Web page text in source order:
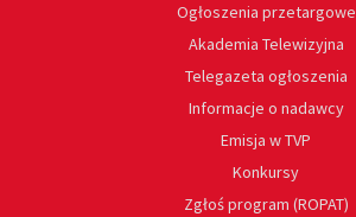
Ogłoszenia przetargowe
Akademia Telewizyjna
Telegazeta ogłoszenia
Informacje o nadawcy
Emisja w TVP
Konkursy
Zgłoś program (ROPAT)